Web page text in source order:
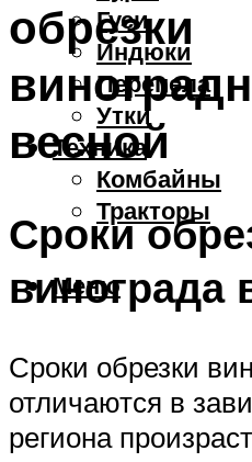
Гуси
Индюки
Перепела
Утки
Техника
Комбайны
Тракторы
Меню
обрезки
весной
Сроки
винограда
Сроки обрезки
отличаются в
региона